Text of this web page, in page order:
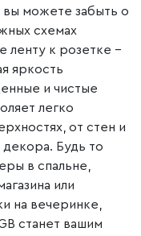
вы можете забыть о
схемах
ленту к розетке –
яркость
и чистые
легко
от стен и
Будь то
в спальне,
или
на вечеринке,
станет вашим